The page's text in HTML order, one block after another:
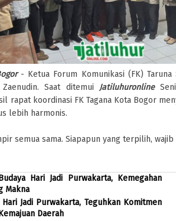
- Ketua Forum Komunikasi (FK) Taruna
Saat ditemui Jatiluhuronline
rapat koordinasi FK Tagana Kota Bogor
lebih harmonis.
semua sama. Siapapun yang terpilih, wajib
Hari Jadi Purwakarta, Kemegahan
Makna
Jadi Purwakarta, Teguhkan Komitmen
Daerah